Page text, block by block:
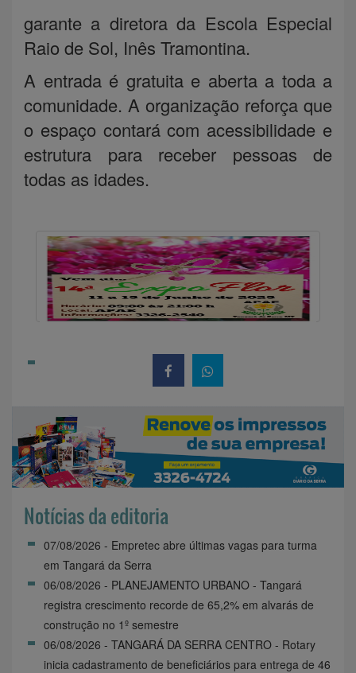
garante a diretora da Escola Especial
Raio de Sol, Inês Tramontina.
A entrada é gratuita e aberta a toda a
comunidade. A organização reforça que
o espaço contará com acessibilidade e
estrutura para receber pessoas de
todas as idades.
Notícias da editoria
07/08/2026 - Empretec abre últimas vagas para turma
em Tangará da Serra
06/08/2026 - PLANEJAMENTO URBANO - Tangará
registra crescimento recorde de 65,2% em alvarás de
construção no 1º semestre
06/08/2026 - TANGARÁ DA SERRA CENTRO - Rotary
inicia cadastramento de beneficiários para entrega de 46